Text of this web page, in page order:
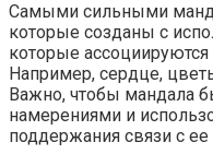
Самыми сильными
которые созданы с
которые
Например, сердце,
Важно, чтобы мандала
намерениями и
поддержания связи с ее